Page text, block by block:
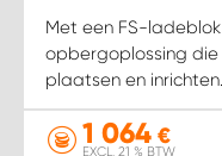
Met een FS-
opbergoplossing die
plaatsen en inrichten.
1 064 €
EXCL. 21 % BTW